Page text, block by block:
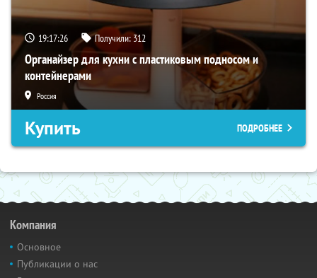
19:17:25 Получили: 312
Органайзер для кухни с пластиковым подносом и
контейнерами
Россия
Купить ПОДРОБНЕЕ
Компания
Основное
Публикации о нас